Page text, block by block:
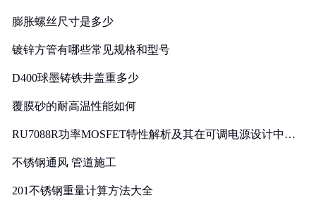
膨胀螺丝尺寸是多少
镀锌方管有哪些常见规格和型号
D400球墨铸铁井盖重多少
覆膜砂的耐高温性能如何
RU7088R功率MOSFET特性解析及其在可调电源设计中的
不锈钢通风 管道施工
201不锈钢重量计算方法大全